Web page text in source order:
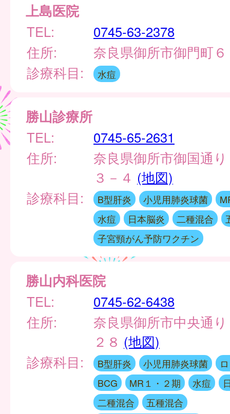
上島医院
TEL:
0745-63-2378
住所:
奈良県御所市御門町
診療科目:
水痘
勝山診療所
TEL:
0745-65-2631
住所:
奈良県御所市御国通
３－４ (地図)
診療科目:
B型肝炎 小児用肺炎球菌
水痘
日本脳炎 二種混合
子宮頸がん予防ワクチン
勝山内科医院
TEL:
0745-62-6438
住所:
奈良県御所市中央通
２８ (地図)
診療科目:
B型肝炎 小児用肺炎球菌
BCG
MR１・２期 水痘
二種混合
五種混合